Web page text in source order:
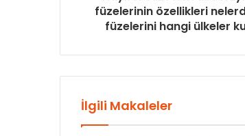
füzelerinin özellikleri
füzelerini hangi ülkeler
İlgili Makaleler